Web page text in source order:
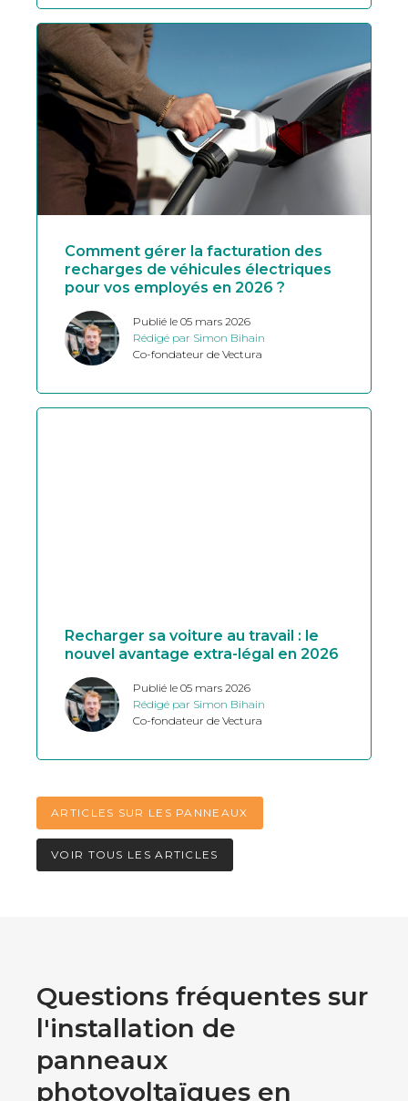
Comment gérer la facturation des
recharges de véhicules électriques
pour vos employés en 2026 ?
Publié le 05 mars 2026
Rédigé par Simon Bihain
Co-fondateur de Vectura
Recharger sa voiture au travail : le
nouvel avantage extra-légal en 2026
Publié le 05 mars 2026
Rédigé par Simon Bihain
Co-fondateur de Vectura
ARTICLES SUR LES PANNEAUX
VOIR TOUS LES ARTICLES
Questions fréquentes sur
l'installation de
panneaux
photovoltaïques en